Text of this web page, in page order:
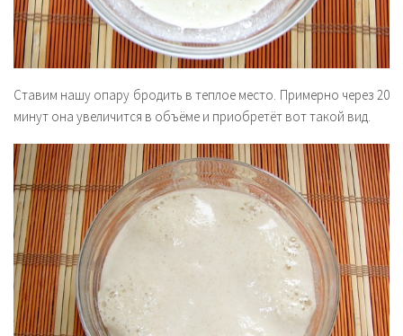
Ставим нашу опару бродить в теплое место. Примерно через 20
минут она увеличится в объёме и приобретёт вот такой вид.